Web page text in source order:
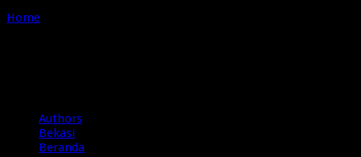
Home
Authors
Bekasi
Beranda